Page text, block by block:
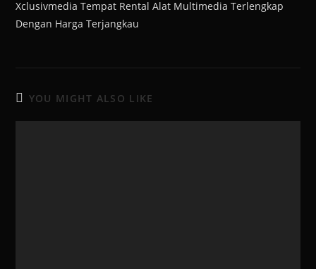
Xclusivmedia Tempat Rental Alat Multimedia Terlengkap
Dengan Harga Terjangkau
YOU MIGHT ALSO LIKE